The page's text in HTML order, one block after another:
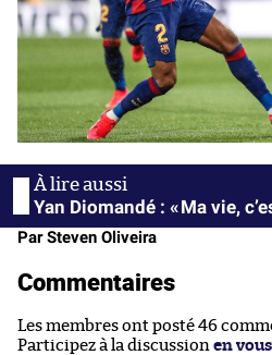
Yan Diomandé : « Ma vie,
Par Steven Oliveira
Commentaires
Les membres ont posté 46
Participez à la discussion en